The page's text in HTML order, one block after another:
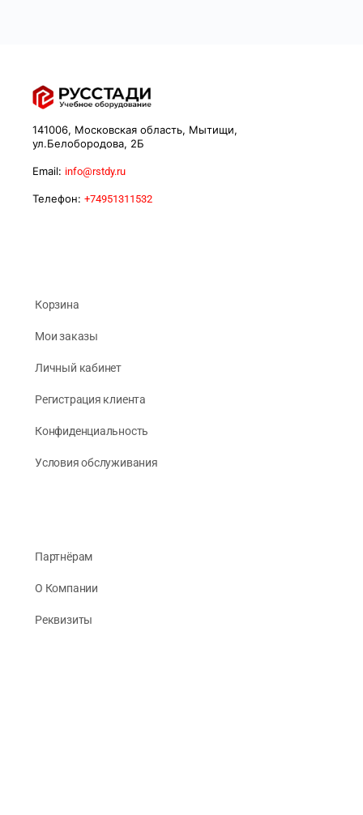
141006, Московская область, Мытищи,
ул.Белобородова, 2Б
Email: info@rstdy.ru
Телефон: +74951311532
Корзина
Мои заказы
Личный кабинет
Регистрация клиента
Конфиденциальность
Условия обслуживания
Партнёрам
О Компании
Реквизиты